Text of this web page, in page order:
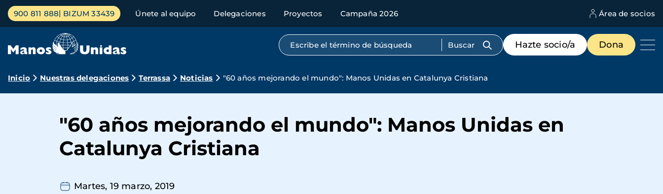
Pasar
contenido
Menú
principal
900 811 888 BIZUM 33439 Únete al equipo Delegaciones Proyectos Campaña 2026 Área de socios
Búsqueda por texto completo
Menú
de
destacados
Hazte socio/a Dona
Ruta
navegación
Inicio Nuestras delegaciones Terrassa Noticias "60 años mejorando el mundo": Manos Unidas en Catalunya Cristiana
"60 años mejorando el mundo": Manos Unidas en
Catalunya Cristiana
Martes, 19 marzo, 2019